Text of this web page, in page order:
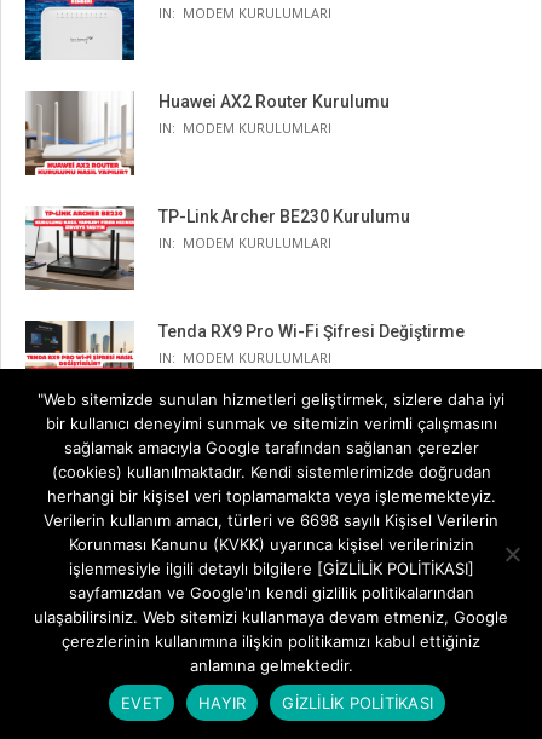
IN: MODEM KURULUMLARI
Huawei AX2 Router Kurulumu
IN: MODEM KURULUMLARI
TP-Link Archer BE230 Kurulumu
IN: MODEM KURULUMLARI
Tenda RX9 Pro Wi-Fi Şifresi Değiştirme
IN: MODEM KURULUMLARI
"Web sitemizde sunulan hizmetleri geliştirmek, sizlere daha iyi
bir kullanıcı deneyimi sunmak ve sitemizin verimli çalışmasını
sağlamak amacıyla Google tarafından sağlanan çerezler
(cookies) kullanılmaktadır. Kendi sistemlerimizde doğrudan
herhangi bir kişisel veri toplamamakta veya işlememekteyiz.
Verilerin kullanım amacı, türleri ve 6698 sayılı Kişisel Verilerin
Korunması Kanunu (KVKK) uyarınca kişisel verilerinizin
işlenmesiyle ilgili detaylı bilgilere [GİZLİLİK POLİTİKASI]
sayfamızdan ve Google'ın kendi gizlilik politikalarından
ulaşabilirsiniz. Web sitemizi kullanmaya devam etmeniz, Google
çerezlerinin kullanımına ilişkin politikamızı kabul ettiğiniz
anlamına gelmektedir.
EVET
HAYIR GİZLİLİK POLİTİKASI